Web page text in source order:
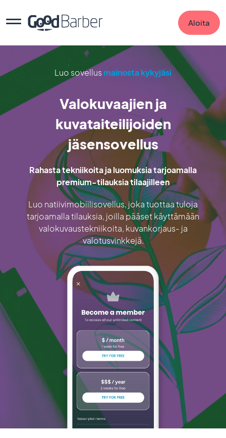
Aloita
Luo sovellus mainosta kykyjäsi
Valokuvaajien ja
kuvataiteilijoiden
jäsensovellus
Rahasta tekniikoita ja luomuksia tarjoamalla
premium-tilauksia tilaajilleen
Luo natiivimobiilisovellus, joka tuottaa tuloja
tarjoamalla tilauksia, joilla pääset käyttämään
valokuvaustekniikoita, kuvankorjaus- ja
valotusvinkkejä.